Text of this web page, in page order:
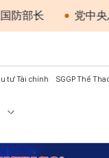
党中央总书记
tư Tài chính SGGP Thể